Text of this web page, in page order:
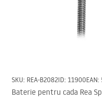
SKU: REA-B2082ID: 11900EAN:
Baterie pentru cada Rea